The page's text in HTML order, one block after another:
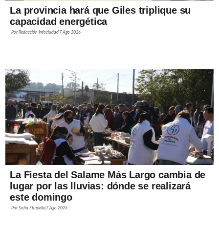
La provincia hará que Giles triplique su
capacidad energética
PorRedacción Infociudad 7 Ago 2026
La Fiesta del Salame Más Largo cambia de
lugar por las lluvias: dónde se realizará
este domingo
PorSofía Stupiello 7 Ago 2026